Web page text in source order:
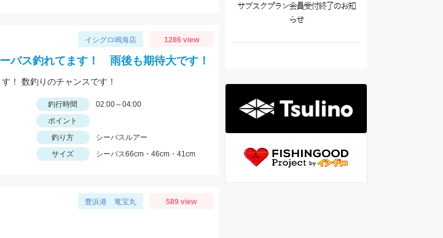
イシグロ鳴海店 1286 view
バス釣れてます！ 雨後も期待大です！
！ 数釣りのチャンスです！
釣行時間
02:00～04:00
ポイント
釣り方
シーバスルアー
サイズ シーバス66cm・46cm・41cm
豊浜港 竜宝丸 589 view
サブスクプラン会員受付終了のお知
らせ